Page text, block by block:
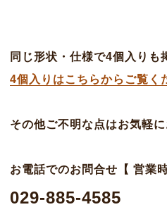
同じ形状・仕様で4個入りも
4個入りはこちらからご覧く
その他ご不明な点はお気軽に
お電話でのお問合せ【 営業
029-885-4585